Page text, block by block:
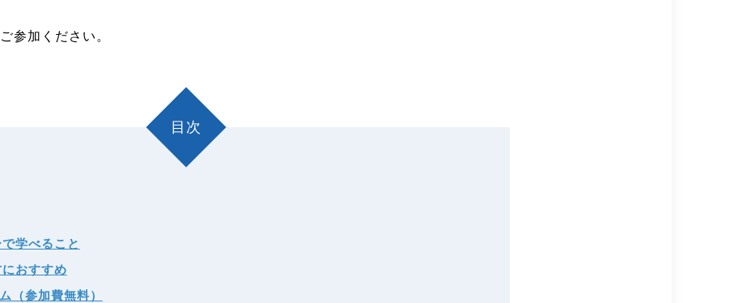
参加ください。
目次
学べること
おすすめ
（参加費無料）